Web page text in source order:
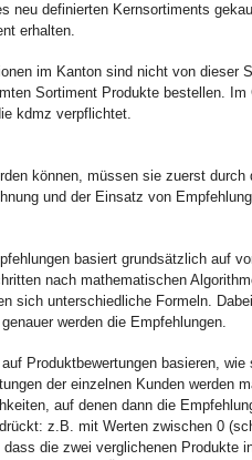
neu definierten Kernsortiments
erhalten.
im Kanton sind nicht von dieser
Sortiment Produkte bestellen.
kdmz verpflichtet.
können, müssen sie zuerst
und der Einsatz von
basiert grundsätzlich auf
nach mathematischen
sich unterschiedliche Formeln.
werden die Empfehlungen.
Produktbewertungen basieren,
der einzelnen Kunden werden
auf denen dann die
z.B. mit Werten zwischen 0
die zwei verglichenen Produkte